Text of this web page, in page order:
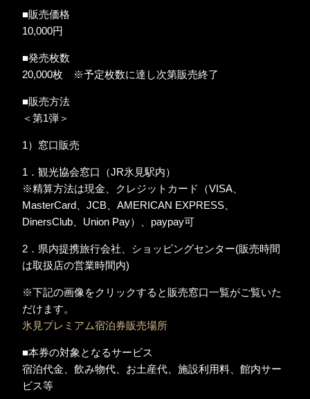
■販売価格
10,000円
■発売枚数
20,000枚 ※予定枚数に達し次第販売終了
■販売方法
＜第1弾＞
1）窓口販売
1．観光協会窓口（JR氷見駅内）
※精算方法は現金、クレジットカード（VISA、
MasterCard、JCB、AMERICAN EXPRESS、
DinersClub、Union Pay）、paypay可
2．県内提携旅行会社、ショッピングセンター(販売時間
は取扱店の営業時間内)
※下記の画像をクリックすると販売窓口一覧がご覧いた
だけます。
氷見プレミアム宿泊券販売場所
■本券の対象となるサービス
宿泊代金、飲み物代、お土産代、施設利用料、館内サー
ビス等